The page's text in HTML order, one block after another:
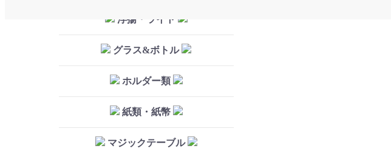
浮揚・ライト
グラス&ボトル
ホルダー類
紙類・紙幣
マジックテーブル